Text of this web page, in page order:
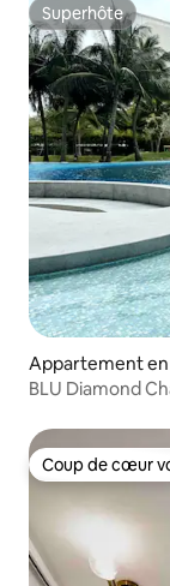
Superhôte
Superhôte
Appartement en
BLU Diamond
Coup de cœur
Coup de cœur